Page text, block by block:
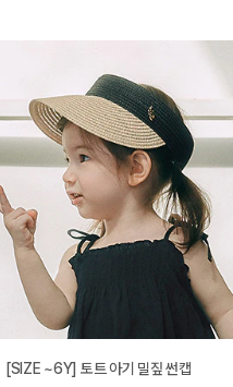
[SIZE ~6Y] 토트 아기 밀짚 썬캡